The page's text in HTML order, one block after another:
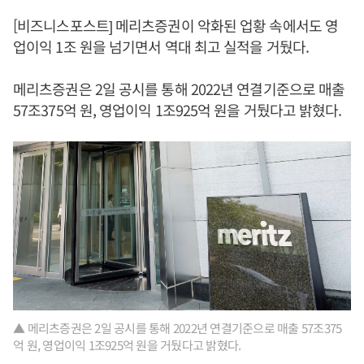
[비즈니스포스트] 메리츠증권이 악화된 업황 속에서도 영
업이익 1조 원을 넘기면서 역대 최고 실적을 거뒀다.
메리츠증권은 2일 공시를 통해 2022년 연결기준으로 매출
57조375억 원, 영업이익 1조925억 원을 거뒀다고 밝혔다.
▲ 메리츠증권은 2일 공시를 통해 2022년 연결기준으로 매출 57조375
억 원, 영업이익 1조925억 원을 거뒀다고 밝혔다.